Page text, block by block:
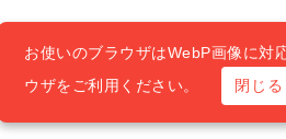
お使いのブラウザはWebP画像に対
ウザをご利用ください。
閉じる